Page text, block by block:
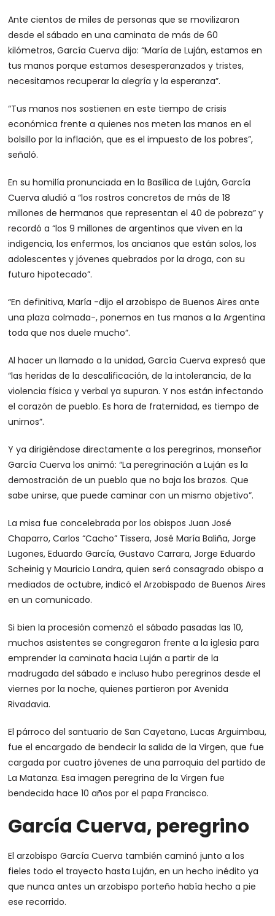
Ante cientos de miles de personas que se movilizaron
desde el sábado en una caminata de más de 60
kilómetros, García Cuerva dijo: “María de Luján, estamos en
tus manos porque estamos desesperanzados y tristes,
necesitamos recuperar la alegría y la esperanza”.
“Tus manos nos sostienen en este tiempo de crisis
económica frente a quienes nos meten las manos en el
bolsillo por la inflación, que es el impuesto de los pobres”,
señaló.
En su homilía pronunciada en la Basílica de Luján, García
Cuerva aludió a “los rostros concretos de más de 18
millones de hermanos que representan el 40 de pobreza” y
recordó a “los 9 millones de argentinos que viven en la
indigencia, los enfermos, los ancianos que están solos, los
adolescentes y jóvenes quebrados por la droga, con su
futuro hipotecado”.
“En definitiva, María -dijo el arzobispo de Buenos Aires ante
una plaza colmada-, ponemos en tus manos a la Argentina
toda que nos duele mucho”.
Al hacer un llamado a la unidad, García Cuerva expresó que
“las heridas de la descalificación, de la intolerancia, de la
violencia física y verbal ya supuran. Y nos están infectando
el corazón de pueblo. Es hora de fraternidad, es tiempo de
unirnos”.
Y ya dirigiéndose directamente a los peregrinos, monseñor
García Cuerva los animó: “La peregrinación a Luján es la
demostración de un pueblo que no baja los brazos. Que
sabe unirse, que puede caminar con un mismo objetivo”.
La misa fue concelebrada por los obispos Juan José
Chaparro, Carlos “Cacho” Tissera, José María Baliña, Jorge
Lugones, Eduardo García, Gustavo Carrara, Jorge Eduardo
Scheinig y Mauricio Landra, quien será consagrado obispo a
mediados de octubre, indicó el Arzobispado de Buenos Aires
en un comunicado.
Si bien la procesión comenzó el sábado pasadas las 10,
muchos asistentes se congregaron frente a la iglesia para
emprender la caminata hacia Luján a partir de la
madrugada del sábado e incluso hubo peregrinos desde el
viernes por la noche, quienes partieron por Avenida
Rivadavia.
El párroco del santuario de San Cayetano, Lucas Arguimbau,
fue el encargado de bendecir la salida de la Virgen, que fue
cargada por cuatro jóvenes de una parroquia del partido de
La Matanza. Esa imagen peregrina de la Virgen fue
bendecida hace 10 años por el papa Francisco.
García Cuerva, peregrino
El arzobispo García Cuerva también caminó junto a los
fieles todo el trayecto hasta Luján, en un hecho inédito ya
que nunca antes un arzobispo porteño había hecho a pie
ese recorrido.